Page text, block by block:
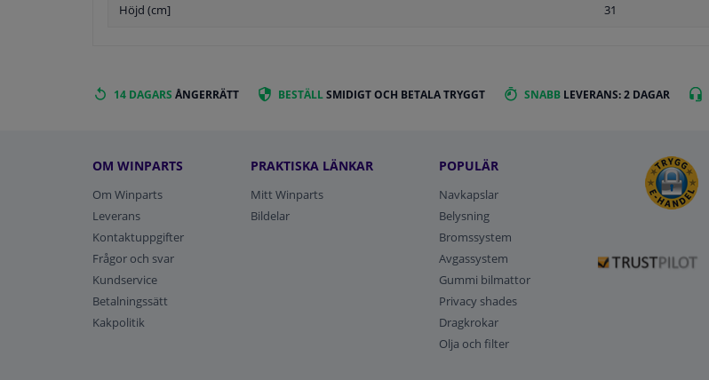
Höjd (cm] 31
14 DAGARS ÅNGERRÄTT BESTÄLLSMIDIGT OCH BETALA TRYGGT SNABB LEVERANS: 2 DAGAR
OM WINPARTS
Om Winparts
Leverans
Kontaktuppgifter
Frågor och svar
Kundservice
Betalningssätt
Kakpolitik
PRAKTISKA LÄNKAR
Mitt Winparts
Bildelar
POPULÄR
Navkapslar
Belysning
Bromssystem
Avgassystem
Gummi bilmattor
Privacy shades
Dragkrokar
Olja och filter